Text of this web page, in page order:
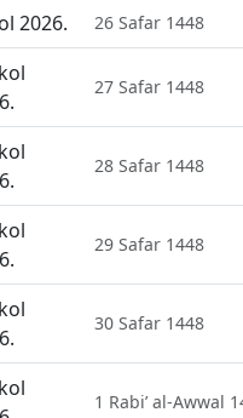
2026.
26 Safar 1448
27 Safar 1448
28 Safar 1448
29 Safar 1448
30 Safar 1448
1 Rabi’ al-Awwal